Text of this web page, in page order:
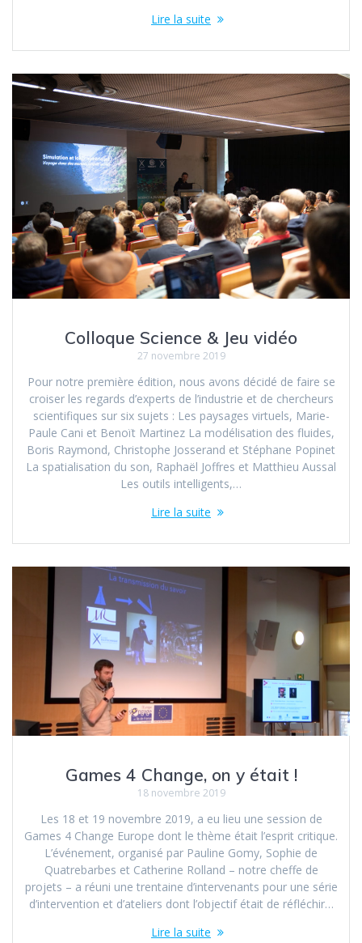
Lire la suite
Colloque Science & Jeu vidéo
27 novembre 2019
Pour notre première édition, nous avons décidé de faire se
croiser les regards d’experts de l’industrie et de chercheurs
scientifiques sur six sujets : Les paysages virtuels, Marie-
Paule Cani et Benoït Martinez La modélisation des fluides,
Boris Raymond, Christophe Josserand et Stéphane Popinet
La spatialisation du son, Raphaël Joffres et Matthieu Aussal
Les outils intelligents,…
Lire la suite
Games 4 Change, on y était !
18 novembre 2019
Les 18 et 19 novembre 2019, a eu lieu une session de
Games 4 Change Europe dont le thème était l’esprit critique.
L’événement, organisé par Pauline Gomy, Sophie de
Quatrebarbes et Catherine Rolland – notre cheffe de
projets – a réuni une trentaine d’intervenants pour une série
d’intervention et d’ateliers dont l’objectif était de réfléchir…
Lire la suite